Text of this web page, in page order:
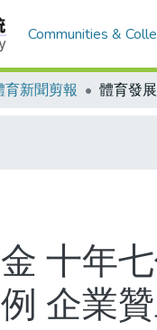
Communities &
育新聞剪報
十年
企業